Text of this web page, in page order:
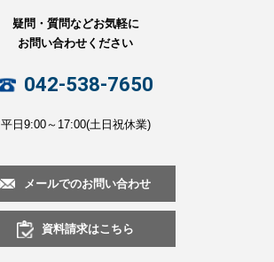
疑問・質問などお気軽に
お問い合わせください
042-538-7650
平日9:00～17:00(土日祝休業)
メールでのお問い合わせ
資料請求はこちら